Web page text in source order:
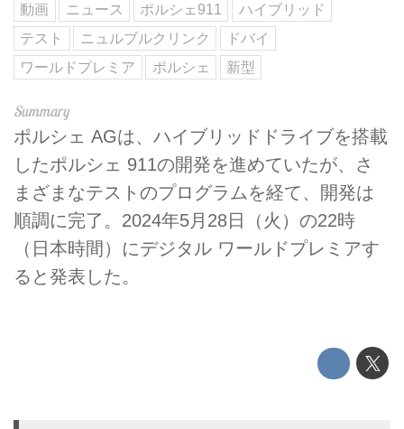
動画 ニュース ポルシェ911
ハイブリッド
テスト
ニュルブルクリンク
ドバイ
ワールドプレミア
ポルシェ 新型
ポルシェ AGは、ハイブリッドドライブを搭載
したポルシェ 911の開発を進めていたが、さ
まざまなテストのプログラムを経て、開発は
順調に完了。2024年5月28日（火）の22時
（日本時間）にデジタル ワールドプレミアす
ると発表した。